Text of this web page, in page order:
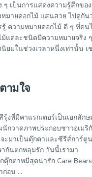
เป็นการแสดงความรู้สึกขอ
มายดอกไม้ แสนสวย ไปดูกัน
ความหมายดอกไม้ ดี ๆ ที่คน
ม้แต่ละชนิดมีความหมายจริง ๆ
ยมในช่วงเวลาหนึ่งเท่านั้น เ
ามใจ
งที่มีคาแรกเตอร์เป็นเอกลัก
กวาดภาพประกอบชาวอเมริ
ะมาเป็นตุ๊กตาและซีรีส์การ์ตู
กันตกหลุมรัก วันนี้เรามา
กตาหมีสุดน่ารัก Care Bears
อน ...